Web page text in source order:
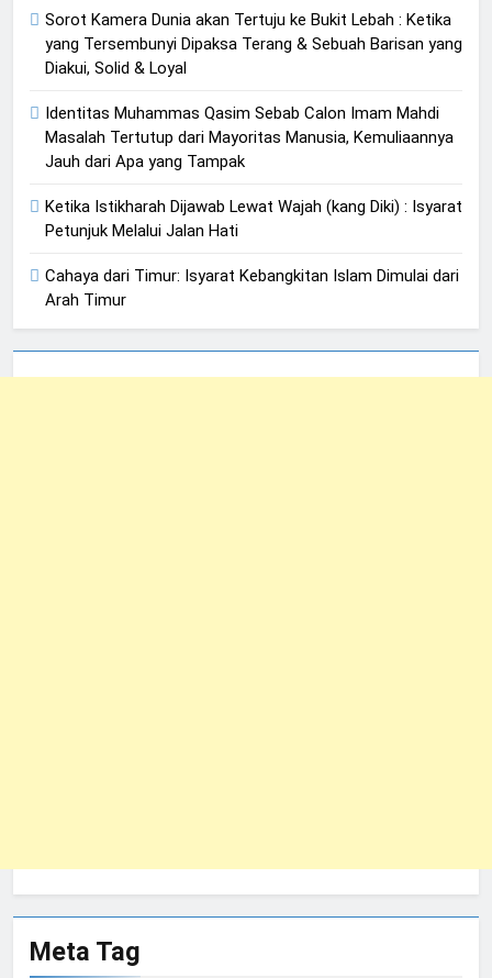
Sorot Kamera Dunia akan Tertuju ke Bukit Lebah : Ketika
yang Tersembunyi Dipaksa Terang & Sebuah Barisan yang
Diakui, Solid & Loyal
Identitas Muhammas Qasim Sebab Calon Imam Mahdi
Masalah Tertutup dari Mayoritas Manusia, Kemuliaannya
Jauh dari Apa yang Tampak
Ketika Istikharah Dijawab Lewat Wajah (kang Diki) : Isyarat
Petunjuk Melalui Jalan Hati
Cahaya dari Timur: Isyarat Kebangkitan Islam Dimulai dari
Arah Timur
Meta Tag